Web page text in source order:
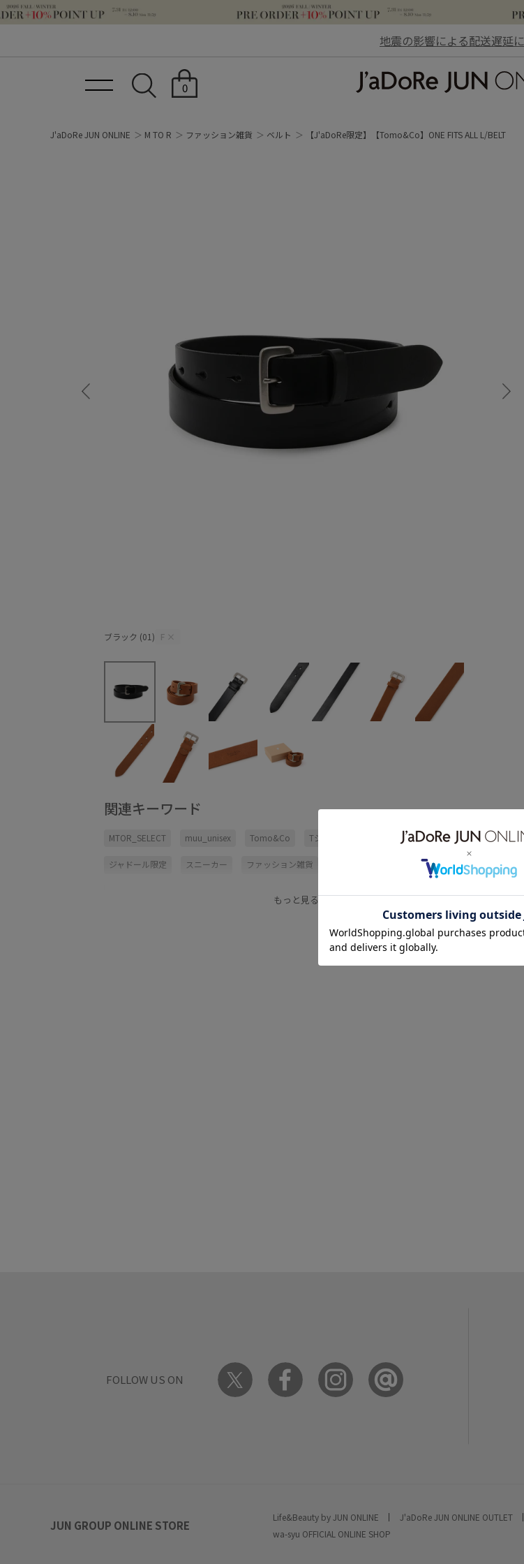
地震の影響による配送遅延
0
J'aDoRe JUN ONLINE M TO R ファッション雑貨 ベルト 【J'aDoRe限定】【Tomo&Co】ONE FITS ALL L/BELT
ブラック (01) F ×
関連キーワード
MTOR_SELECT muu_unisex Tomo&Co Tシャツ シューズ
ジャドール限定 スニーカー ファッション雑貨 ユニセックス対応
もっと見る
FOLLOW US ON
JUN GROUP ONLINE STORE
Life&Beauty by JUN ONLINE J'aDoRe JUN ONLINE OUTLET
wa-syu OFFICIAL ONLINE SHOP